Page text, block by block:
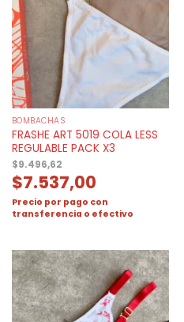
BOMBACHAS
FRASHE ART 5019 COLA LESS
REGULABLE PACK X3
$9.496,62
$7.537,00
Precio por pago con
transferencia o efectivo